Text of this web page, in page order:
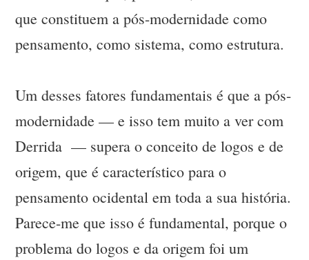
que constituem a pós-modernidade como
pensamento, como sistema, como estrutura.
Um desses fatores fundamentais é que a pós-
modernidade — e isso tem muito a ver com
Derrida — supera o conceito de logos e de
origem, que é característico para o
pensamento ocidental em toda a sua história.
Parece-me que isso é fundamental, porque o
problema do logos e da origem foi um